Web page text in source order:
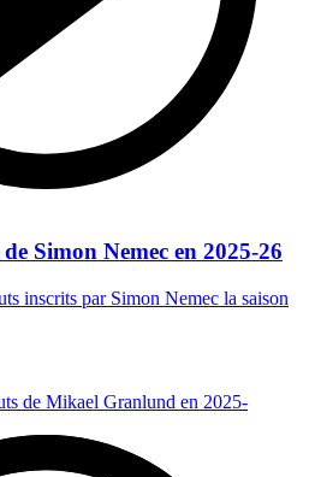
Simon Nemec en 2025-26
inscrits par Simon Nemec la saison